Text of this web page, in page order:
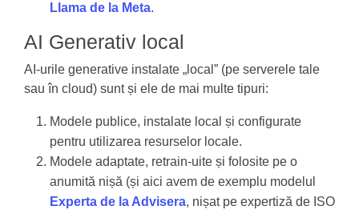
Llama de la Meta.
AI Generativ local
AI-urile generative instalate „local” (pe serverele tale
sau în cloud) sunt și ele de mai multe tipuri:
Modele publice, instalate local și configurate
pentru utilizarea resurselor locale.
Modele adaptate, retrain-uite și folosite pe o
anumită nișă (și aici avem de exemplu modelul
Experta de la Advisera, nișat pe expertiză de ISO